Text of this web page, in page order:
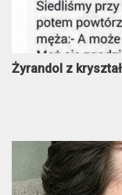
Żyrandol z